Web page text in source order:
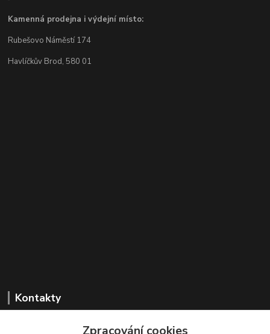
Kamenná prodejna i výdejní místo:
Rubešovo Náměstí 174
Havlíčkův Brod, 580 01
Kontakty
Zpracování cookies